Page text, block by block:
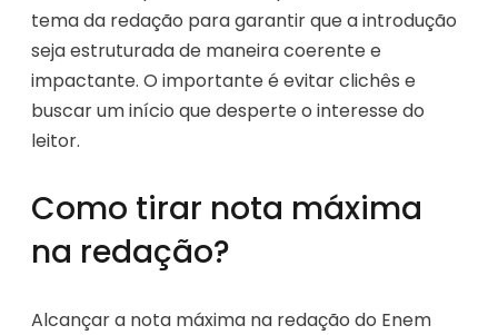
tema da redação para garantir que a introdução
seja estruturada de maneira coerente e
impactante. O importante é evitar clichês e
buscar um início que desperte o interesse do
leitor.
Como tirar nota máxima
na redação?
Alcançar a nota máxima na redação do Enem